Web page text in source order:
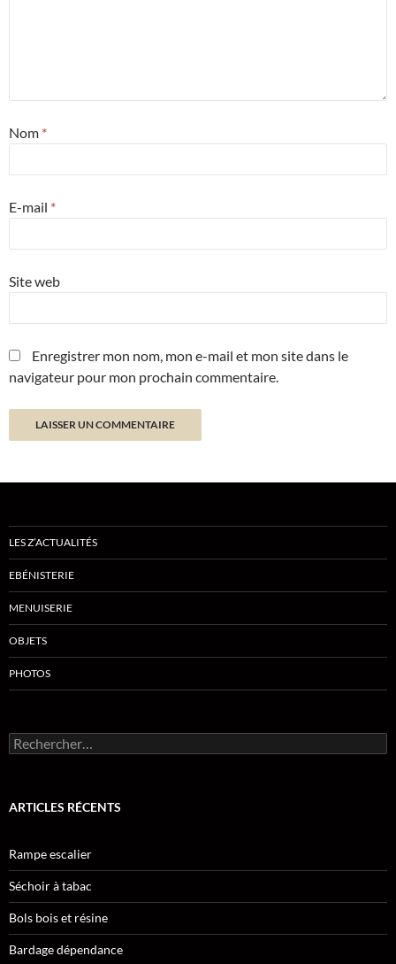
Nom *
E-mail *
Site web
Enregistrer mon nom, mon e-mail et mon site dans le
navigateur pour mon prochain commentaire.
LES Z’ACTUALITÉS
EBÉNISTERIE
MENUISERIE
OBJETS
PHOTOS
Rechercher :
ARTICLES RÉCENTS
Rampe escalier
Séchoir à tabac
Bols bois et résine
Bardage dépendance